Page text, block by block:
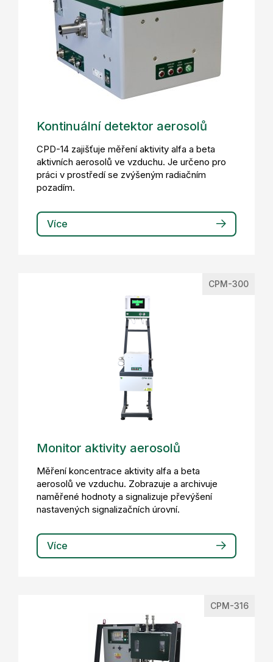
Kontinuální detektor aerosolů
CPD-14 zajišťuje měření aktivity alfa a beta
aktivních aerosolů ve vzduchu. Je určeno pro
práci v prostředí se zvýšeným radiačním
pozadím.
Více
CPM-300
Monitor aktivity aerosolů
Měření koncentrace aktivity alfa a beta
aerosolů ve vzduchu. Zobrazuje a archivuje
naměřené hodnoty a signalizuje převýšení
nastavených signalizačních úrovní.
Více
CPM-316